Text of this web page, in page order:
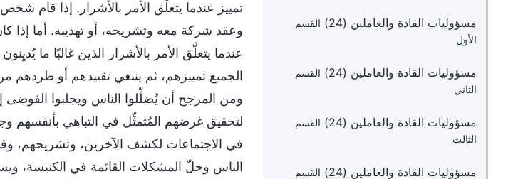
مسؤوليات القادة والعاملين (24)
القسم
الأول
مسؤوليات القادة والعاملين (24)
القسم
الثاني
مسؤوليات القادة والعاملين (24)
القسم
الثالث
مسؤوليات القادة والعاملين (24) القسم